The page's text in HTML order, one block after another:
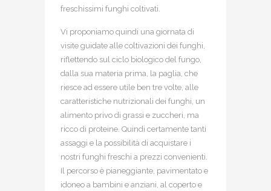
freschissimi funghi coltivati.
Vi proponiamo quindi una giornata di
visite guidate alle coltivazioni dei funghi,
riflettendo sul ciclo biologico del fungo,
dalla sua materia prima, la paglia, che
riesce ad essere utile ben tre volte, alle
caratteristiche nutrizionali dei funghi, un
alimento privo di grassi e zuccheri, ma
ricco di proteine. Quindi certamente tanti
assaggi e la possibilità di acquistare i
nostri funghi freschi a prezzi convenienti.
Il percorso è pianeggiante, pavimentato e
idoneo a bambini e anziani, al coperto e